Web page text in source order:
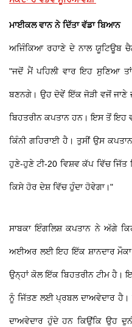
ਮਾਈਕਲ ਵਾਨ ਨੇ ਦਿੱਤਾ ਵੱਡਾ ਬਿਆਨ
ਅਜਿੰਕਿਆ ਰਹਾਣੇ ਦੇ ਨਾਲ ਯੂਟਿਊਬ
"ਜਦੋਂ ਮੈਂ ਪਹਿਲੀ ਵਾਰ ਇਹ ਸੁਣਿਆ
ਬਣਨਗੇ। ਉਹ ਦੋਵੇਂ ਇੱਕ ਜੋੜੀ ਵਜੋਂ ਜਾਣੇ
ਬਿਹਤਰੀਨ ਕਪਤਾਨ ਹਨ। ਇਸ ਤੋਂ ਇਹ
ਕਿੰਨੀ ਗਹਿਰਾਈ ਹੈ। ਤੁਸੀਂ ਉਸ
ਹੁਣੇ-ਹੁਣੇ ਟੀ-20 ਵਿਸ਼ਵ ਕੱਪ ਵਿੱਚ ਜਿੱਤ
ਕਿਸੇ ਹੋਰ ਦੇਸ਼ ਵਿੱਚ ਹੁੰਦਾ ਹੋਵੇਗਾ।"
ਸਾਬਕਾ ਇੰਗਲਿਸ਼ ਕਪਤਾਨ ਨੇ ਅੱਗੇ
ਅਈਅਰ ਲਈ ਇਹ ਇੱਕ ਸ਼ਾਨਦਾਰ ਮੌਕਾ
ਉਨ੍ਹਾਂ ਕੋਲ ਇੱਕ ਬਿਹਤਰੀਨ ਟੀਮ ਹੈ।
ਨੂੰ ਜਿੱਤਣ ਲਈ ਪ੍ਰਬਲ ਦਾਅਵੇਦਾਰ ਹੈ।
ਦਾਅਵੇਦਾਰ ਹੁੰਦੇ ਹਨ ਕਿਉਂਕਿ ਉਹ